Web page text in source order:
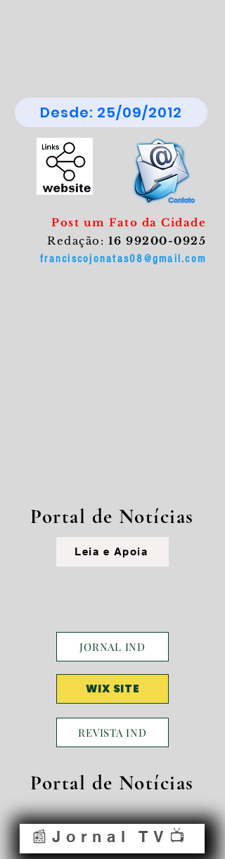
Desde: 25/09/2012
Post um Fato da Cidade
Redação: 16 99200-0925
franciscojonatas08@gmail.com
Portal de Notícias
Leia e Apoia
JORNAL IND
WIX SITE
REVISTA IND
Portal de Notícias
📰Jornal TV📺